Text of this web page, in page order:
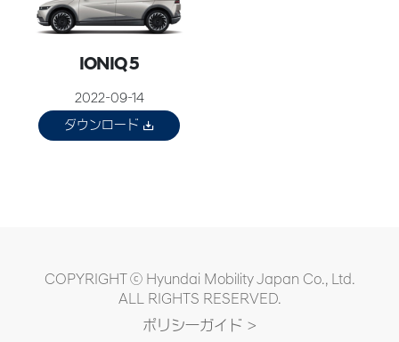
IONIQ 5
2022-09-14
ダウンロード
COPYRIGHT ⓒ Hyundai Mobility Japan Co., Ltd.
ALL RIGHTS RESERVED.
ポリシ一ガイド >